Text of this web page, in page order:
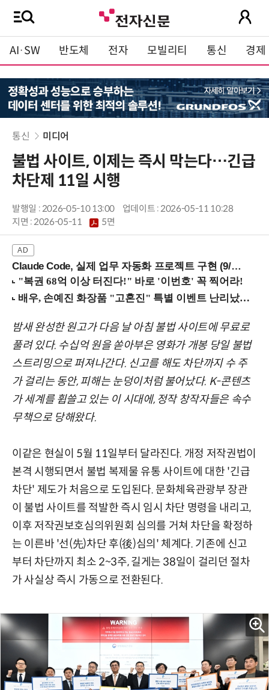
AI·SW 반도체 전자 모빌리티 통신 경제
통신 미디어
불법 사이트, 이제는 즉시 막는다…긴급
차단제 11일 시행
발행일 : 2026-05-10 13:00
업데이트 : 2026-05-11 10:28
지면 :2026-05-11 5면
Claude Code, 실제 업무 자동화 프로젝트 구현 (9/16 ~17 강남역)
밤새 완성한 원고가 다음 날 아침 불법 사이트에 무료로
풀려 있다. 수십억 원을 쏟아부은 영화가 개봉 당일 불법
스트리밍으로 퍼져나간다. 신고를 해도 차단까지 수 주
가 걸리는 동안, 피해는 눈덩이처럼 불어났다. K-콘텐츠
가 세계를 휩쓸고 있는 이 시대에, 정작 창작자들은 속수
무책으로 당해왔다.
이같은 현실이 5월 11일부터 달라진다. 개정 저작권법이
본격 시행되면서 불법 복제물 유통 사이트에 대한 '긴급
차단' 제도가 처음으로 도입된다. 문화체육관광부 장관
이 불법 사이트를 적발한 즉시 임시 차단 명령을 내리고,
이후 저작권보호심의위원회 심의를 거쳐 차단을 확정하
는 이른바 '선(先)차단 후(後)심의' 체계다. 기존에 신고
부터 차단까지 최소 2~3주, 길게는 38일이 걸리던 절차
가 사실상 즉시 가동으로 전환된다.